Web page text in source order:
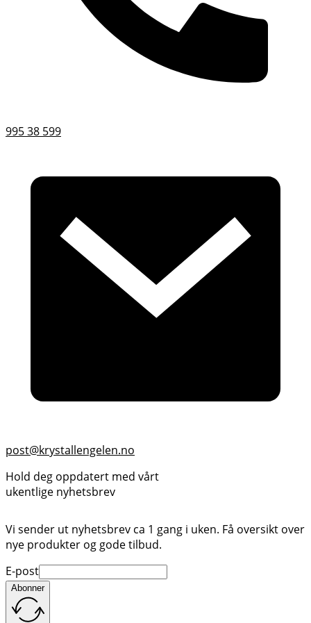
995 38 599
post@krystallengelen.no
Hold deg oppdatert med vårt
ukentlige nyhetsbrev
Vi sender ut nyhetsbrev ca 1 gang i uken. Få oversikt over
nye produkter og gode tilbud.
E-post
Abonner